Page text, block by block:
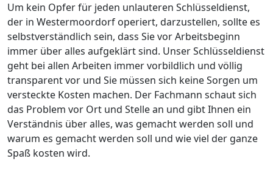
Um kein Opfer für jeden unlauteren Schlüsseldienst,
der in Westermoordorf operiert, darzustellen, sollte es
selbstverständlich sein, dass Sie vor Arbeitsbeginn
immer über alles aufgeklärt sind. Unser Schlüsseldienst
geht bei allen Arbeiten immer vorbildlich und völlig
transparent vor und Sie müssen sich keine Sorgen um
versteckte Kosten machen. Der Fachmann schaut sich
das Problem vor Ort und Stelle an und gibt Ihnen ein
Verständnis über alles, was gemacht werden soll und
warum es gemacht werden soll und wie viel der ganze
Spaß kosten wird.